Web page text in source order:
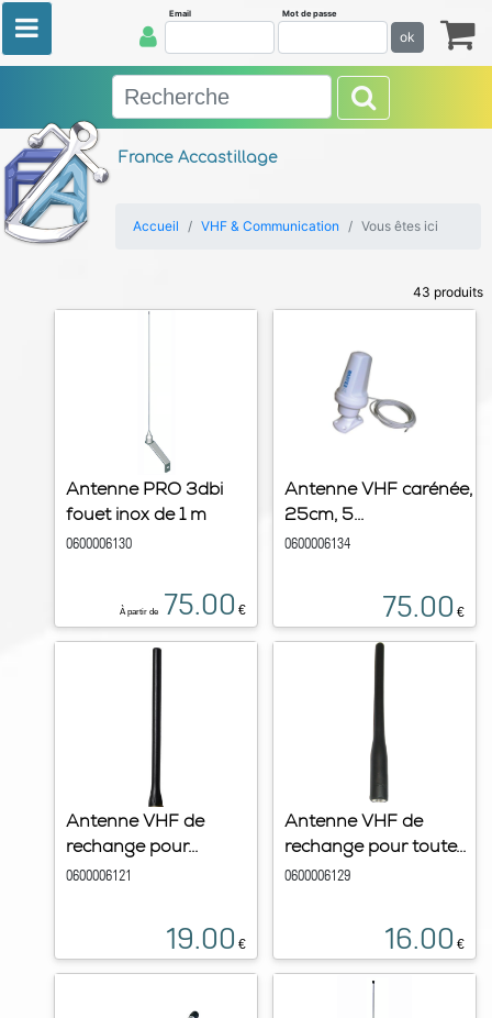
France Accastillage
Email Mot de passe
ok
Accueil VHF & Communication Vous êtes ici
43 produits
Antenne PRO 3dbi
fouet inox de 1 m
0600006130
À partir de 75.00 €
Antenne VHF carénée,
25cm, 5...
0600006134
75.00 €
Antenne VHF de
rechange pour...
0600006121
19.00 €
Antenne VHF de
rechange pour toute...
0600006129
16.00 €